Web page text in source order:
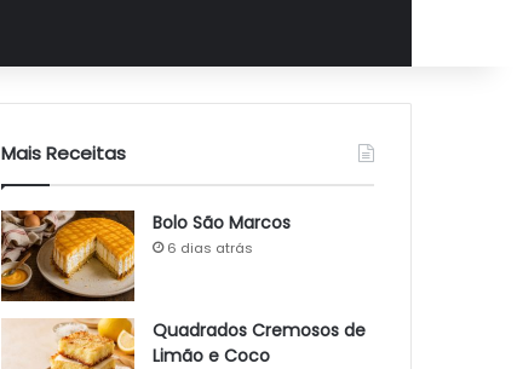
Mais Receitas
Bolo São Marcos
6 dias atrás
Quadrados Cremosos de
Limão e Coco